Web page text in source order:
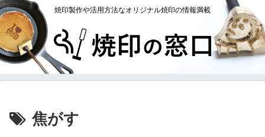
焼印製作や活用方法なオリジナル焼印の情報満載
焦がす